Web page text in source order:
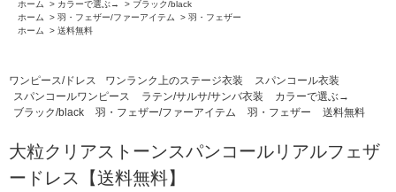
ホーム
> カラーで選ぶ→ > ブラック/black
ホーム
> 羽・フェザー/ファーアイテム > 羽・フェザー
ホーム
> 送料無料
ワンピース/ドレス ワンランク上のステージ衣装
スパンコール衣装
スパンコールワンピース
ラテン/サルサ/サンバ衣装
カラーで選ぶ→
ブラック/black
羽・フェザー/ファーアイテム 羽・フェザー 送料無料
大粒クリアストーンスパンコールリアルフェザ
ードレス【送料無料】